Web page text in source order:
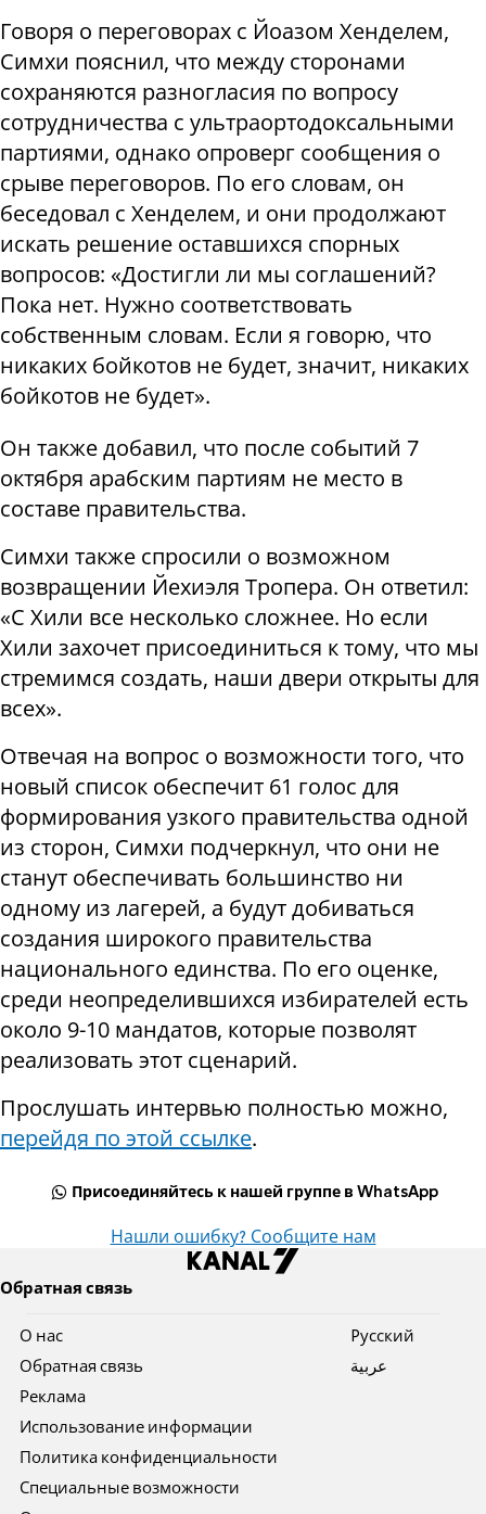
Говоря о переговорах с Йоазом Хенделем,
Симхи пояснил, что между сторонами
сохраняются разногласия по вопросу
сотрудничества с ультраортодоксальными
партиями, однако опроверг сообщения о
срыве переговоров. По его словам, он
беседовал с Хенделем, и они продолжают
искать решение оставшихся спорных
вопросов: «Достигли ли мы соглашений?
Пока нет. Нужно соответствовать
собственным словам. Если я говорю, что
никаких бойкотов не будет, значит, никаких
бойкотов не будет».
Он также добавил, что после событий 7
октября арабским партиям не место в
составе правительства.
Симхи также спросили о возможном
возвращении Йехиэля Тропера. Он ответил:
«С Хили все несколько сложнее. Но если
Хили захочет присоединиться к тому, что мы
стремимся создать, наши двери открыты для
всех».
Отвечая на вопрос о возможности того, что
новый список обеспечит 61 голос для
формирования узкого правительства одной
из сторон, Симхи подчеркнул, что они не
станут обеспечивать большинство ни
одному из лагерей, а будут добиваться
создания широкого правительства
национального единства. По его оценке,
среди неопределившихся избирателей есть
около 9-10 мандатов, которые позволят
реализовать этот сценарий.
Прослушать интервью полностью можно,
перейдя по этой ссылке.
Присоединяйтесь к нашей группе в WhatsApp
Нашли ошибку? Сообщите нам
Обратная связь
О нас
Обратная связь
Реклама
Использование информации
Политика конфиденциальности
Специальные возможности
Pусский
عربية